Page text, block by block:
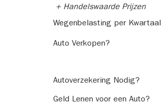
+ Handelswaarde Prijzen
Wegenbelasting per Kwartaal
Auto Verkopen?
Autoverzekering Nodig?
Geld Lenen voor een Auto?